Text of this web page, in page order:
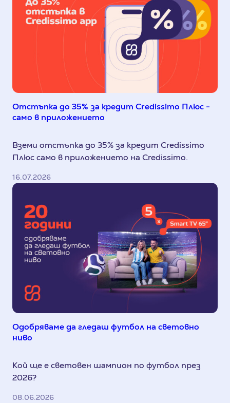
Отстъпка до 35% за кредит Credissimo Плюс -
само в приложението
Вземи отстъпка до 35% за кредит Credissimo
Плюс само в приложението на Credissimo.
16.07.2026
Одобряваме да гледаш футбол на световно
ниво
Кой ще е световен шампион по футбол през
2026?
08.06.2026